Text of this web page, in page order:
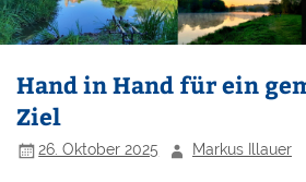
Hand in Hand für ein
Ziel
26. Oktober 2025 Markus Illauer